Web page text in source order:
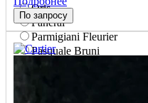
Oris
Panerai
Parmigiani Fleurier
Pasquale Bruni
По запросу